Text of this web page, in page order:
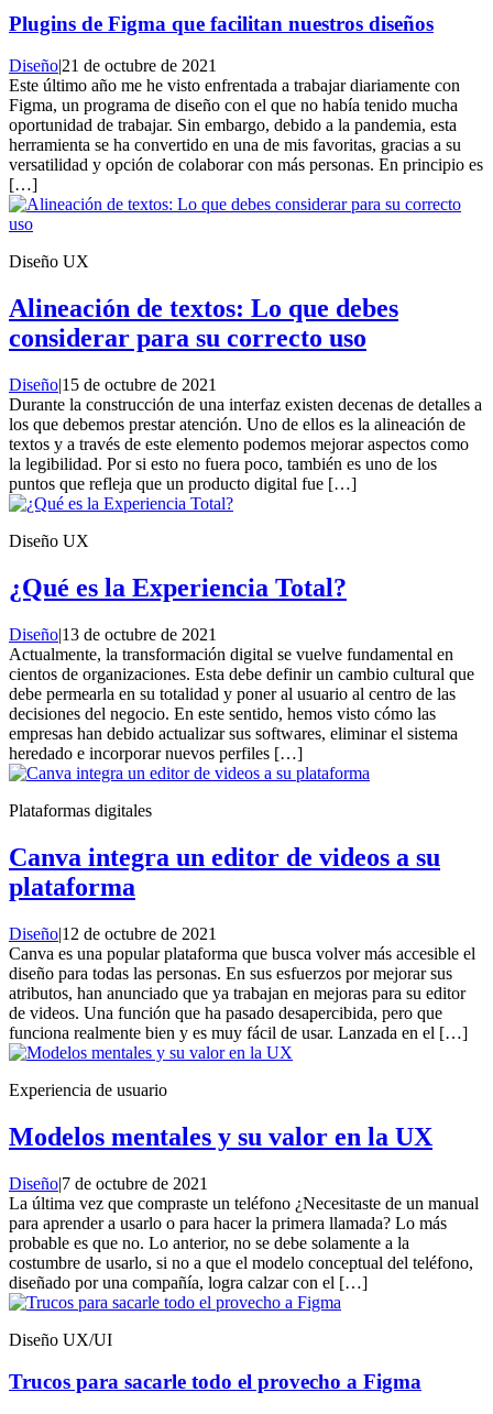
Plugins de Figma que facilitan nuestros diseños
Diseño|21 de octubre de 2021
Este último año me he visto enfrentada a trabajar diariamente con
Figma, un programa de diseño con el que no había tenido mucha
oportunidad de trabajar. Sin embargo, debido a la pandemia, esta
herramienta se ha convertido en una de mis favoritas, gracias a su
versatilidad y opción de colaborar con más personas. En principio es
[…]
Diseño UX
Alineación de textos: Lo que debes
considerar para su correcto uso
Diseño|15 de octubre de 2021
Durante la construcción de una interfaz existen decenas de detalles a
los que debemos prestar atención. Uno de ellos es la alineación de
textos y a través de este elemento podemos mejorar aspectos como
la legibilidad. Por si esto no fuera poco, también es uno de los
puntos que refleja que un producto digital fue […]
Diseño UX
¿Qué es la Experiencia Total?
Diseño|13 de octubre de 2021
Actualmente, la transformación digital se vuelve fundamental en
cientos de organizaciones. Esta debe definir un cambio cultural que
debe permearla en su totalidad y poner al usuario al centro de las
decisiones del negocio. En este sentido, hemos visto cómo las
empresas han debido actualizar sus softwares, eliminar el sistema
heredado e incorporar nuevos perfiles […]
Plataformas digitales
Canva integra un editor de videos a su
plataforma
Diseño|12 de octubre de 2021
Canva es una popular plataforma que busca volver más accesible el
diseño para todas las personas. En sus esfuerzos por mejorar sus
atributos, han anunciado que ya trabajan en mejoras para su editor
de videos. Una función que ha pasado desapercibida, pero que
funciona realmente bien y es muy fácil de usar. Lanzada en el […]
Experiencia de usuario
Modelos mentales y su valor en la UX
Diseño|7 de octubre de 2021
La última vez que compraste un teléfono ¿Necesitaste de un manual
para aprender a usarlo o para hacer la primera llamada? Lo más
probable es que no. Lo anterior, no se debe solamente a la
costumbre de usarlo, si no a que el modelo conceptual del teléfono,
diseñado por una compañía, logra calzar con el […]
Diseño UX/UI
Trucos para sacarle todo el provecho a Figma